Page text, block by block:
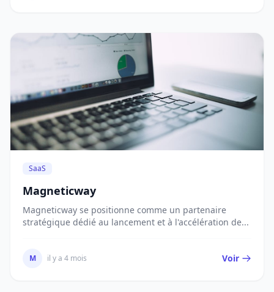
SaaS
Magneticway
Magneticway se positionne comme un partenaire
stratégique dédié au lancement et à l'accélération de...
M il y a 4 mois Voir